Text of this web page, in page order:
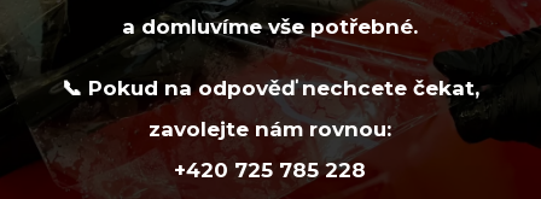
a domluvíme vše potřebné.
📞 Pokud na odpověď nechcete čekat,
zavolejte nám rovnou:
+420 725 785 228